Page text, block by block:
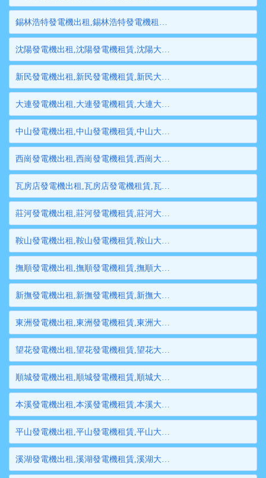
錫林浩特發電機出租,錫林浩特發電機租賃,錫林浩特大型發電機出租,錫林浩特柴油發電機租賃出租,錫林浩特大型發電機租賃
沈陽發電機出租,沈陽發電機租賃,沈陽大型發電機出租,沈陽柴油發電機租賃出租,沈陽大型發電機租賃
新民發電機出租,新民發電機租賃,新民大型發電機出租,新民柴油發電機租賃出租,新民大型發電機租賃
大連發電機出租,大連發電機租賃,大連大型發電機出租,大連柴油發電機租賃出租,大連大型發電機租賃
中山發電機出租,中山發電機租賃,中山大型發電機出租,中山柴油發電機租賃出租,中山大型發電機租賃
西崗發電機出租,西崗發電機租賃,西崗大型發電機出租,西崗柴油發電機租賃出租,西崗大型發電機租賃
瓦房店發電機出租,瓦房店發電機租賃,瓦房店大型發電機出租,瓦房店柴油發電機租賃出租,瓦房店大型發電機租賃
莊河發電機出租,莊河發電機租賃,莊河大型發電機出租,莊河柴油發電機租賃出租,莊河大型發電機租賃
鞍山發電機出租,鞍山發電機租賃,鞍山大型發電機出租,鞍山柴油發電機租賃出租,鞍山大型發電機租賃
撫順發電機出租,撫順發電機租賃,撫順大型發電機出租,撫順柴油發電機租賃出租,撫順大型發電機租賃
新撫發電機出租,新撫發電機租賃,新撫大型發電機出租,新撫柴油發電機租賃出租,新撫大型發電機租賃
東洲發電機出租,東洲發電機租賃,東洲大型發電機出租,東洲柴油發電機租賃出租,東洲大型發電機租賃
望花發電機出租,望花發電機租賃,望花大型發電機出租,望花柴油發電機租賃出租,望花大型發電機租賃
順城發電機出租,順城發電機租賃,順城大型發電機出租,順城柴油發電機租賃出租,順城大型發電機租賃
本溪發電機出租,本溪發電機租賃,本溪大型發電機出租,本溪柴油發電機租賃出租,本溪大型發電機租賃
平山發電機出租,平山發電機租賃,平山大型發電機出租,平山柴油發電機租賃出租,平山大型發電機租賃
溪湖發電機出租,溪湖發電機租賃,溪湖大型發電機出租,溪湖柴油發電機租賃出租,溪湖大型發電機租賃